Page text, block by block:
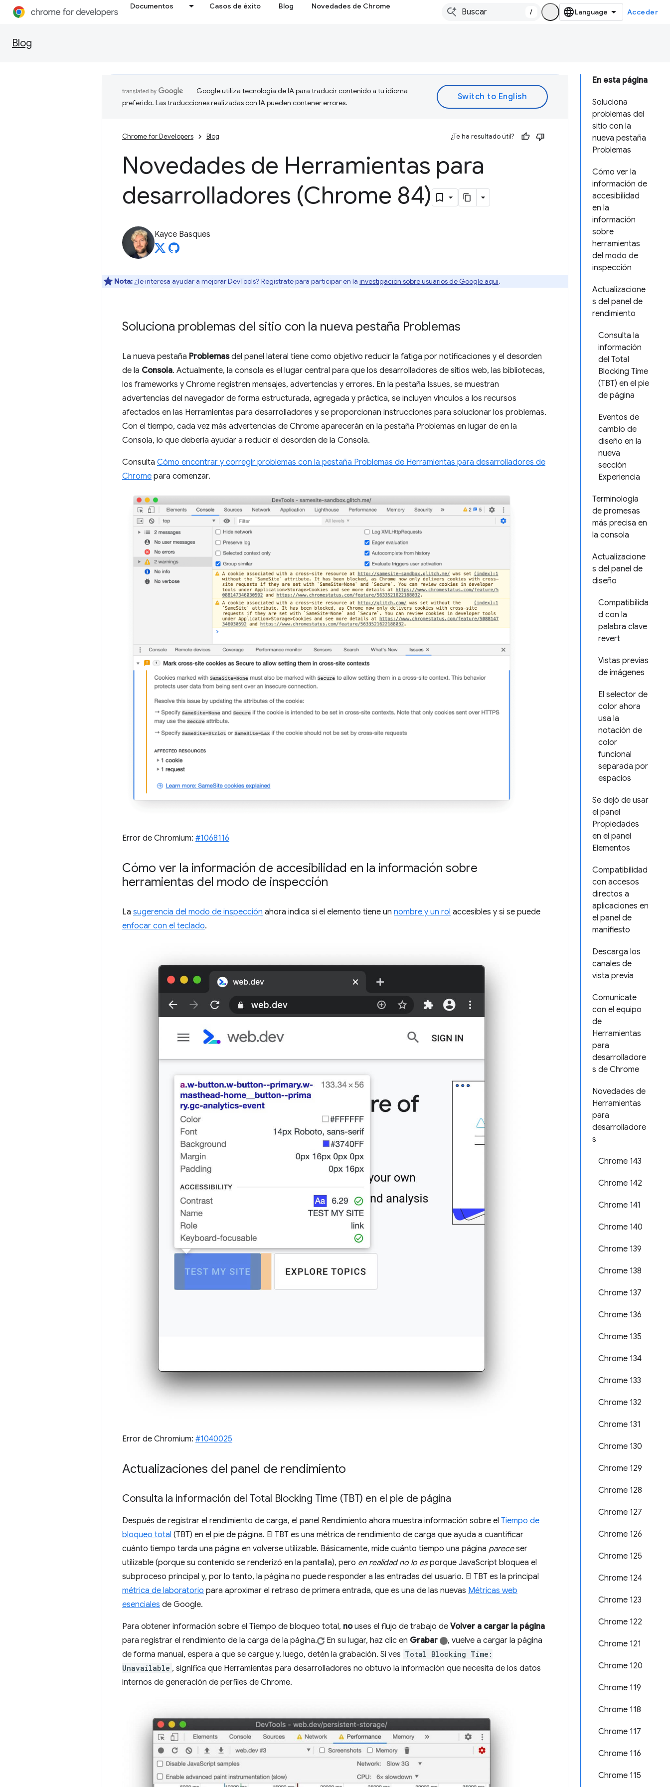
Documentos Casos de éxito Blog Novedades de Chrome
/ Acceder
Blog
En esta página
Soluciona
problemas del
sitio con la
nueva pestaña
Problemas
Cómo ver la
información de
accesibilidad
en la
información
sobre
herramientas
del modo de
inspección
Actualizacione
s del panel de
rendimiento
Consulta la
información
del Total
Blocking Time
(TBT) en el pie
de página
Eventos de
cambio de
diseño en la
nueva
sección
Experiencia
Terminología
de promesas
más precisa en
la consola
Actualizacione
s del panel de
diseño
Compatibilida
d con la
palabra clave
revert
Vistas previas
de imágenes
El selector de
color ahora
usa la
notación de
color
funcional
separada por
espacios
Se dejó de usar
el panel
Propiedades
en el panel
Elementos
Compatibilidad
con accesos
directos a
aplicaciones en
el panel de
manifiesto
Descarga los
canales de
vista previa
Comunícate
con el equipo
de
Herramientas
para
desarrolladore
s de Chrome
Novedades de
Herramientas
para
desarrolladore
s
Chrome 143
Chrome 142
Chrome 141
Chrome 140
Chrome 139
Chrome 138
Chrome 137
Chrome 136
Chrome 135
Chrome 134
Chrome 133
Chrome 132
Chrome 131
Chrome 130
Chrome 129
Chrome 128
Chrome 127
Chrome 126
Chrome 125
Chrome 124
Chrome 123
Chrome 122
Chrome 121
Chrome 120
Chrome 119
Chrome 118
Chrome 117
Chrome 116
Chrome 115
Google utiliza tecnología de IA para traducir contenido a tu idioma
preferido. Las traducciones realizadas con IA pueden contener errores.
Chrome for Developers Blog ¿Te ha resultado útil?
Novedades de Herramientas para
desarrolladores (Chrome 84)
Kayce Basques
Nota: ¿Te interesa ayudar a mejorar DevTools? Regístrate para participar en la investigación sobre usuarios de Google aquí.
Soluciona problemas del sitio con la nueva pestaña Problemas
La nueva pestaña Problemasdel panel lateral tiene como objetivo reducir la fatiga por notificaciones y el desorden
de la Consola. Actualmente, la consola es el lugar central para que los desarrolladores de sitios web, las bibliotecas,
los frameworks y Chrome registren mensajes, advertencias y errores. En la pestaña Issues, se muestran
advertencias del navegador de forma estructurada, agregada y práctica, se incluyen vínculos a los recursos
afectados en las Herramientas para desarrolladores y se proporcionan instrucciones para solucionar los problemas.
Con el tiempo, cada vez más advertencias de Chrome aparecerán en la pestaña Problemas en lugar de en la
Consola, lo que debería ayudar a reducir el desorden de la Consola.
Consulta Cómo encontrar y corregir problemas con la pestaña Problemas de Herramientas para desarrolladores de
Chrome para comenzar.
Error de Chromium: #1068116
Cómo ver la información de accesibilidad en la información sobre
herramientas del modo de inspección
La sugerencia del modo de inspección ahora indica si el elemento tiene un nombre y un rol accesibles y si se puede
enfocar con el teclado.
Error de Chromium: #1040025
Actualizaciones del panel de rendimiento
Consulta la información del Total Blocking Time (TBT) en el pie de página
Después de registrar el rendimiento de carga, el panel Rendimiento ahora muestra información sobre el Tiempo de
bloqueo total (TBT) en el pie de página. El TBT es una métrica de rendimiento de carga que ayuda a cuantificar
cuánto tiempo tarda una página en volverse utilizable. Básicamente, mide cuánto tiempo una página pareceser
utilizable (porque su contenido se renderizó en la pantalla), pero en realidad no lo esporque JavaScript bloquea el
subproceso principal y, por lo tanto, la página no puede responder a las entradas del usuario. El TBT es la principal
métrica de laboratorio para aproximar el retraso de primera entrada, que es una de las nuevas Métricas web
esenciales de Google.
Para obtener información sobre el Tiempo de bloqueo total, nouses el flujo de trabajo de Volver a cargar la página
para registrar el rendimiento de la carga de la página.
En su lugar, haz clic en Grabar
, vuelve a cargar la página
de forma manual, espera a que se cargue y, luego, detén la grabación. Si ves Total Blocking Time:
Unavailable , significa que Herramientas para desarrolladores no obtuvo la información que necesita de los datos
internos de generación de perfiles de Chrome.